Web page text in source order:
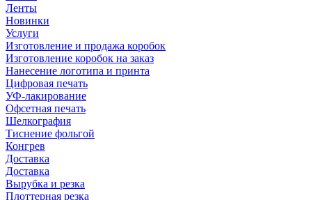
Ленты
Новинки
Услуги
Изготовление и продажа коробок
Изготовление коробок на заказ
Нанесение логотипа и принта
Цифровая печать
УФ-лакирование
Офсетная печать
Шелкография
Тиснение фольгой
Конгрев
Доставка
Доставка
Вырубка и резка
Плоттерная резка